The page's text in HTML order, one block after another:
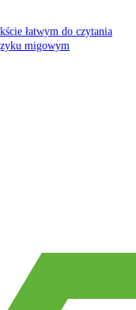
łatwym do czytania
migowym